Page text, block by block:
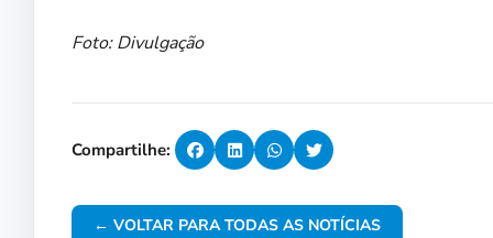
Foto: Divulgação
Compartilhe:
← VOLTAR PARA TODAS AS NOTÍCIAS